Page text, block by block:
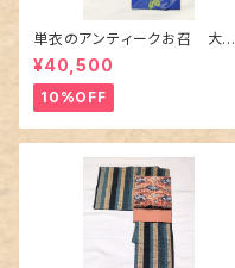
単衣のアンティークお召 大輪
の薔薇柄柄
¥40,500
10%OFF